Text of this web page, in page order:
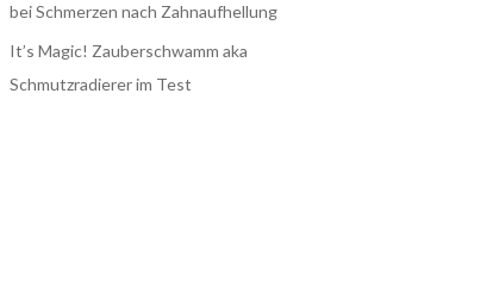
bei Schmerzen nach Zahnaufhellung
It’s Magic! Zauberschwamm aka
Schmutzradierer im Test